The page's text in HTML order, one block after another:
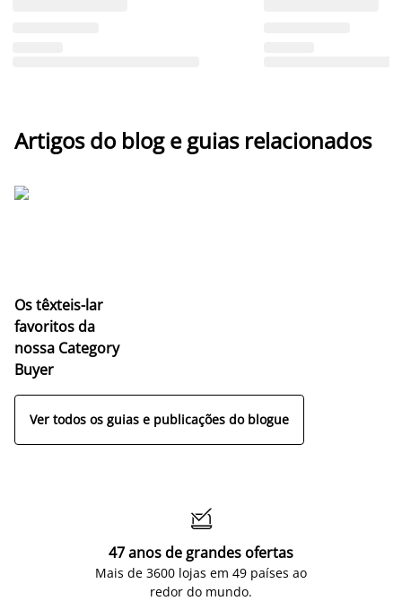
Artigos do blog e guias relacionados
Os têxteis-lar
favoritos da
nossa Category
Buyer
Ver todos os guias e publicações do blogue

47 anos de grandes ofertas
Mais de 3600 lojas em 49 países ao
redor do mundo.